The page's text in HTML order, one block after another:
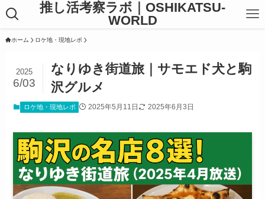
推し活考察ラボ｜OSHIKATSU-
WORLD
ホーム ロケ地・現地レポ
なりゆき街道旅｜サモエド犬と駒
沢グルメ
2025
6/03
ロケ地・現地レポ 2025年5月11日 2025年6月3日